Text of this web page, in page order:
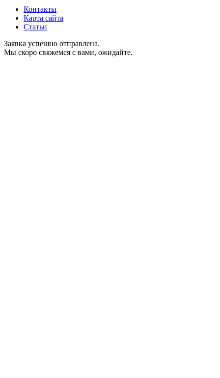
Контакты
Карта сайта
Статьи
Заявка успешно отправлена.
Мы скоро свяжемся с вами, ожидайте.